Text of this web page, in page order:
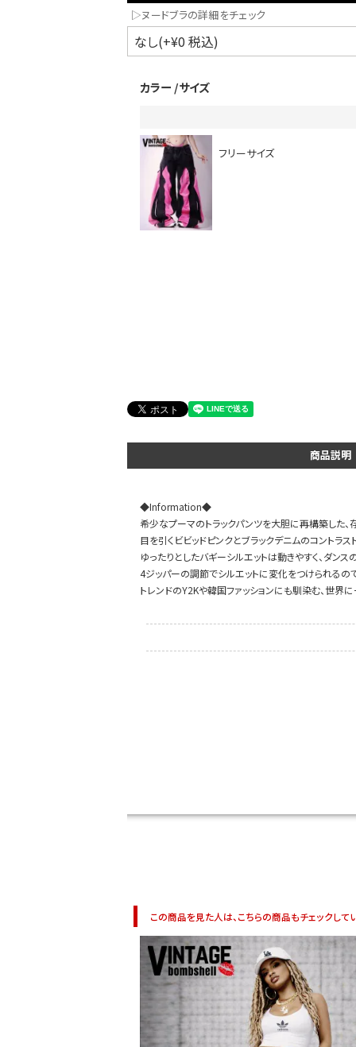
インスタ写真投稿キャンペーン！
Instagram LIVE items
▷ヌードブラの詳細をチェック
カラー サイズ
フリーサイズ
商品説明
◆Information◆
希少なプーマのトラックパンツを大胆に再構築した、
目を引くビビッドピンクとブラックデニムのコントラス
ゆったりとしたバギーシルエットは動きやすく、ダン
4ジッパーの調節でシルエットに変化をつけられるの
トレンドのY2Kや韓国ファッションにも馴染む、世界
この商品を見た人は、こちらの商品もチェックして